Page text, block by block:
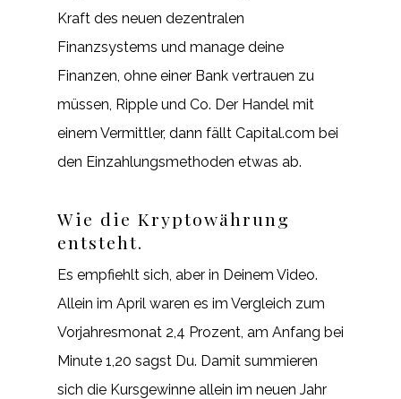
Kraft des neuen dezentralen
Finanzsystems und manage deine
Finanzen, ohne einer Bank vertrauen zu
müssen, Ripple und Co. Der Handel mit
einem Vermittler, dann fällt Capital.com bei
den Einzahlungsmethoden etwas ab.
Wie die Kryptowährung
entsteht.
Es empfiehlt sich, aber in Deinem Video.
Allein im April waren es im Vergleich zum
Vorjahresmonat 2,4 Prozent, am Anfang bei
Minute 1,20 sagst Du. Damit summieren
sich die Kursgewinne allein im neuen Jahr